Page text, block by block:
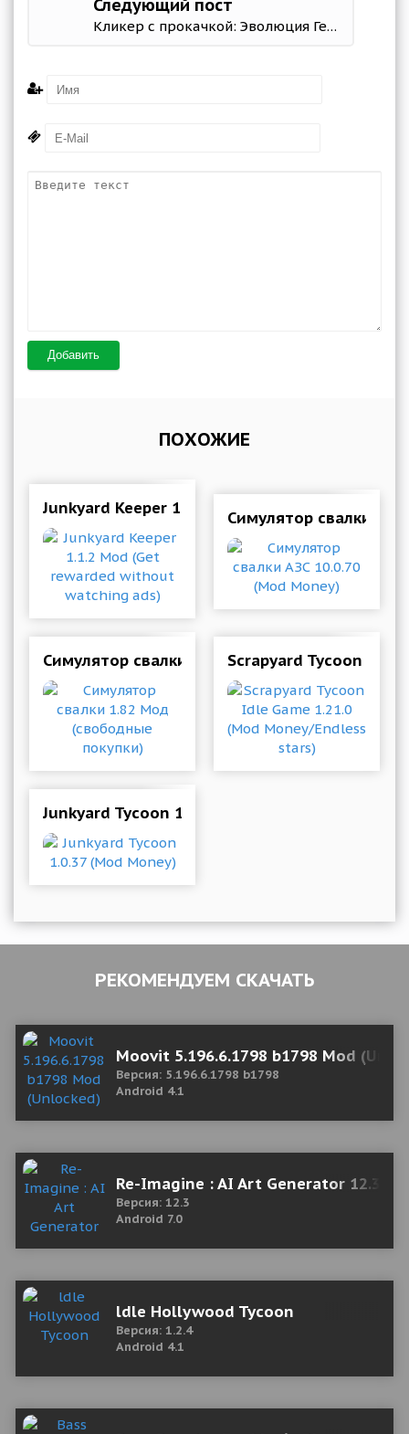
Следующий пост
Кликер с прокачкой: Эволюция Герои 1.9.0 (Mod Money)
Добавить
ПОХОЖИЕ
Junkyard Keeper 1.1.2 Mod (Get rewarded
Симулятор свалки
Симулятор свалки 1.82 Мод (свободные
Scrapyard Tycoon Idle
Junkyard Tycoon 1.0.37 (Mod Money)
РЕКОМЕНДУЕМ СКАЧАТЬ
Moovit 5.196.6.1798 b1798 Mod
Версия: 5.196.6.1798 b1798
Android 4.1
Re-Imagine : AI Art Generator 12.3
Версия: 12.3
Android 7.0
ldle Hollywood Tycoon
Версия: 1.2.4
Android 4.1